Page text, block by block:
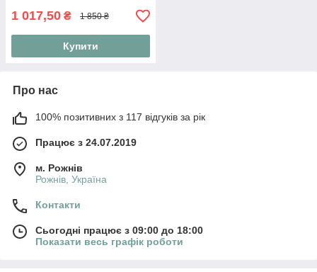
1 017,50 ₴ 1 850 ₴
Купити
Про нас
100% позитивних з 117 відгуків за рік
Працює з 24.07.2019
м. Рожнів
Рожнів, Україна
Контакти
Сьогодні працює з 09:00 до 18:00
Показати весь графік роботи